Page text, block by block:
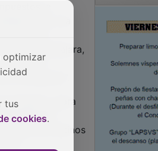
a
a la
a la
de Guadalajara,
de la
chiringuitos”.
España y para
por los
todos los vecinos
optimizar
tus
cookies.